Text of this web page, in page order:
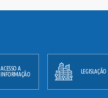
ACESSO A
INFORMAÇÃO
LEGISLAÇÃO